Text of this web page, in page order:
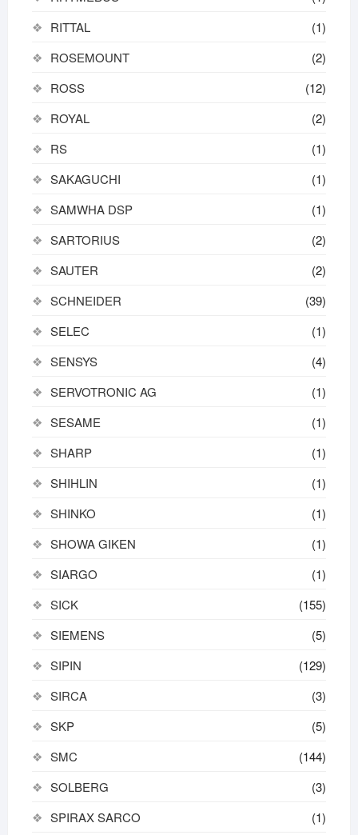
RITTAL
(1)
ROSEMOUNT
(2)
ROSS
(12)
ROYAL
(2)
RS
(1)
SAKAGUCHI
(1)
SAMWHA DSP
(1)
SARTORIUS
(2)
SAUTER
(2)
SCHNEIDER
(39)
SELEC
(1)
SENSYS
(4)
SERVOTRONIC AG
(1)
SESAME
(1)
SHARP
(1)
SHIHLIN
(1)
SHINKO
(1)
SHOWA GIKEN
(1)
SIARGO
(1)
SICK
(155)
SIEMENS
(5)
SIPIN
(129)
SIRCA
(3)
SKP
(5)
SMC
(144)
SOLBERG
(3)
SPIRAX SARCO
(1)